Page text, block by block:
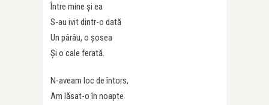
Între mine și ea
S-au ivit dintr-o dată
Un pârâu, o șosea
Și o cale ferată.
N-aveam loc de întors,
Am lăsat-o în noapte